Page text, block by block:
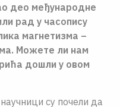
део међународне
рад у часопису
магнетизма –
Можете ли нам
дошли у овом
су почели да